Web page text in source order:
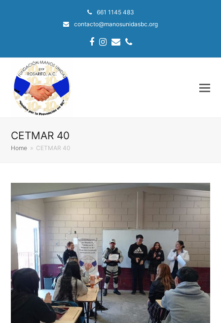
661 1145 483
contacto@manosunidasbc.org
Facebook
Instagram
EmailPhone
CETMAR 40
Home » CETMAR 40